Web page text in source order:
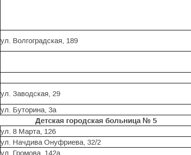
ул. Волгоградская, 189
ул. Заводская, 29
ул. Буторина, 3а
Детская городская больница № 5
ул. 8 Марта, 126
ул. Начдива Онуфриева, 32/2
ул. Громова, 142а